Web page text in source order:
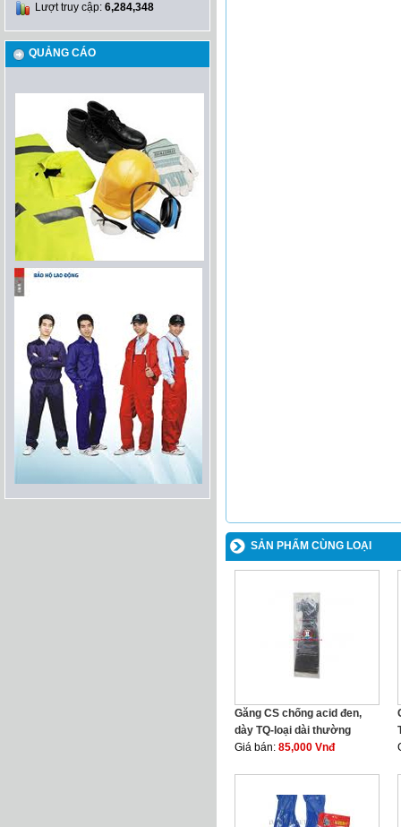
Lượt truy cập: 6,284,348
QUẢNG CÁO
SẢN PHẨM CÙNG LOẠI
Găng CS chống acid đen,
dày TQ-loại dài thường
Giá bán: 85,000 Vnđ